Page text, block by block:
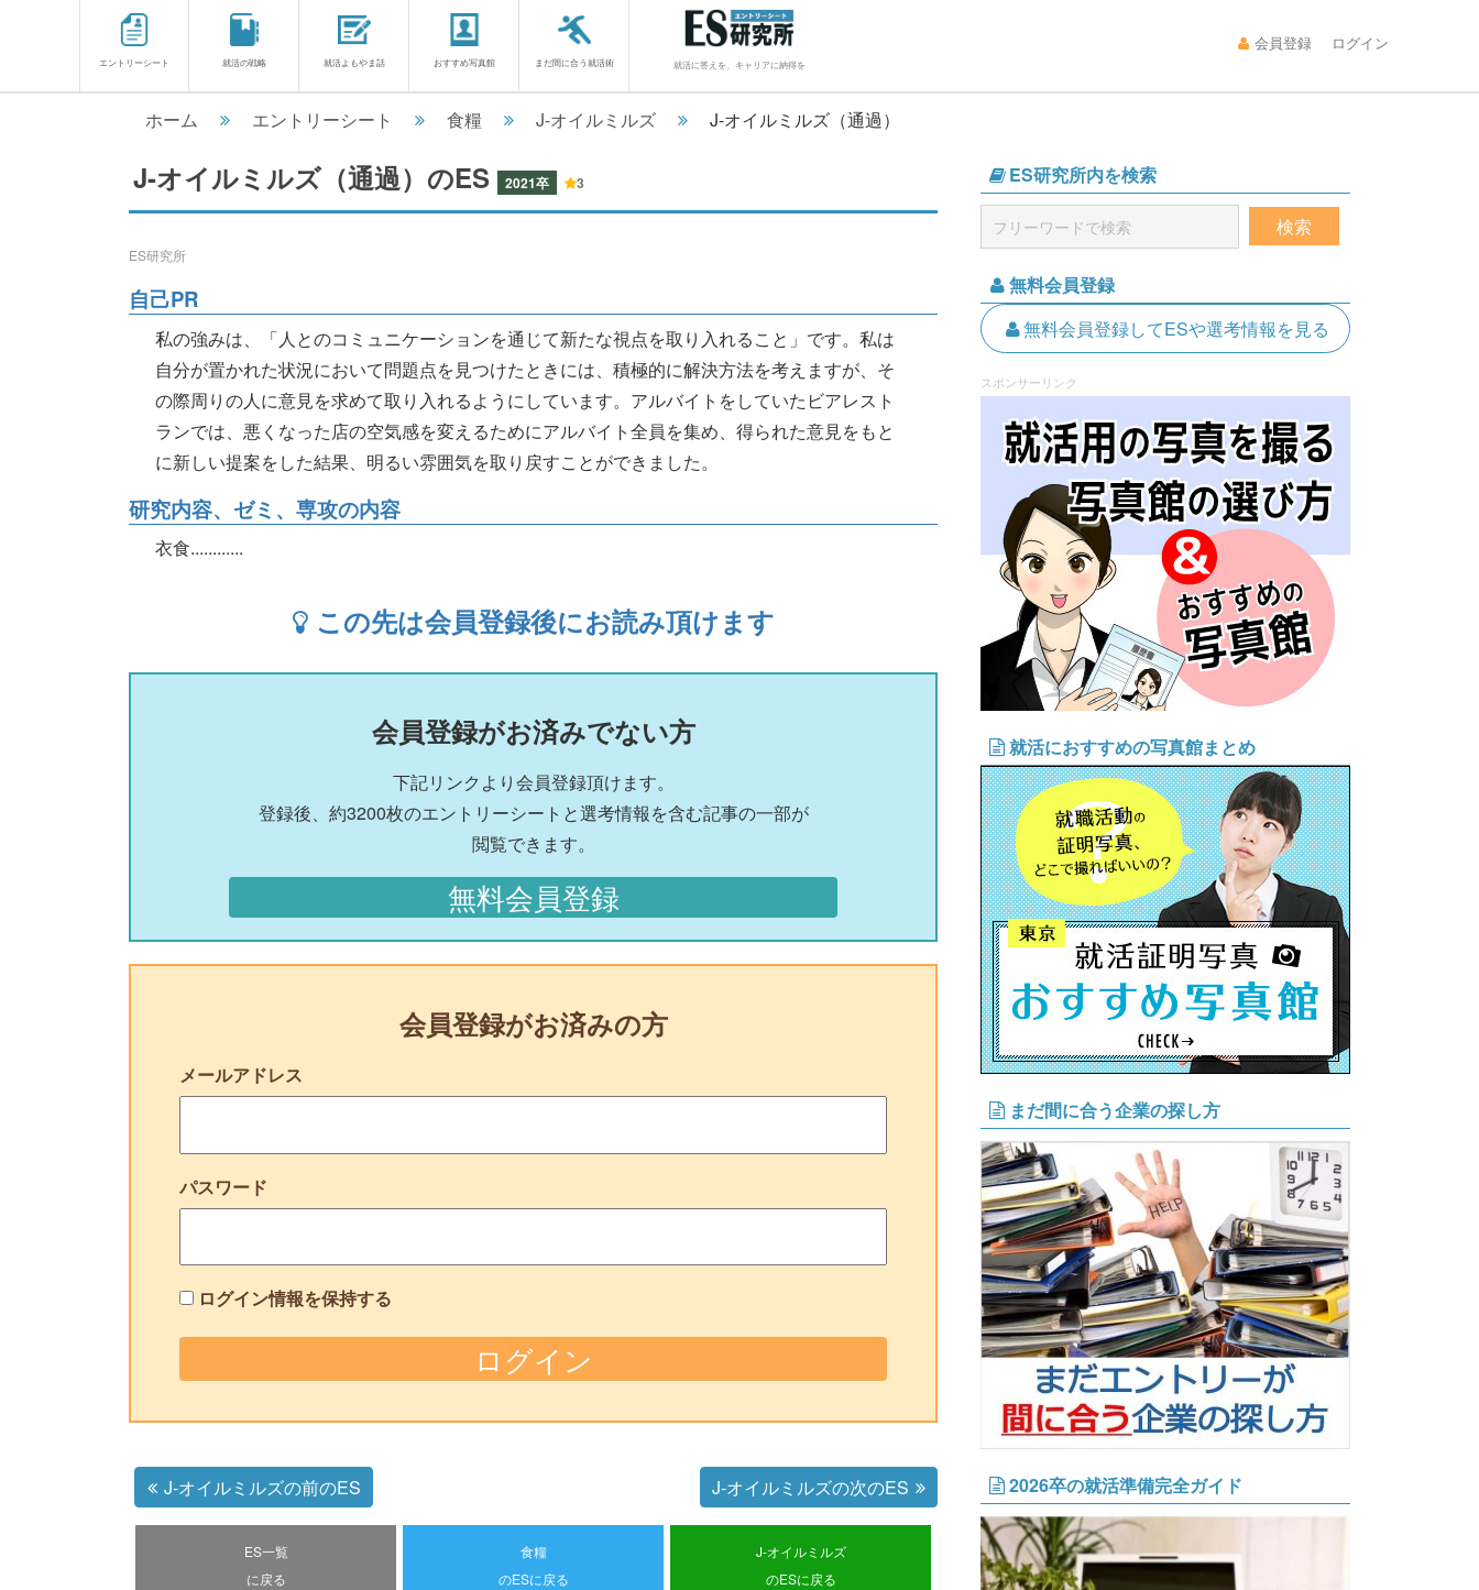
エントリーシート 就活の戦略 就活よもやま話 おすすめ写真館 まだ間に合う就活術 就活に答えを、キャリアに納得を
会員登録 ログイン
ホーム エントリーシート 食糧 J-オイルミルズ J-オイルミルズ（通過）
J-オイルミルズ（通過）のES 2021卒 3
ES研究所
自己PR
私の強みは、「人とのコミュニケーションを通じて新たな視点を取り入れること」です。私は
自分が置かれた状況において問題点を見つけたときには、積極的に解決方法を考えますが、そ
の際周りの人に意見を求めて取り入れるようにしています。アルバイトをしていたビアレスト
ランでは、悪くなった店の空気感を変えるためにアルバイト全員を集め、得られた意見をもと
に新しい提案をした結果、明るい雰囲気を取り戻すことができました。
研究内容、ゼミ、専攻の内容
衣食............
この先は会員登録後にお読み頂けます
会員登録がお済みでない方
下記リンクより会員登録頂けます。
登録後、約3200枚のエントリーシートと選考情報を含む記事の一部が
閲覧できます。
無料会員登録
会員登録がお済みの方
メールアドレス
パスワード
ログイン情報を保持する
J-オイルミルズの前のES J-オイルミルズの次のES
ES一覧
に戻る
食糧
のESに戻る
J-オイルミルズ
のESに戻る
ES研究所内を検索
無料会員登録
無料会員登録してESや選考情報を見る
スポンサーリンク
就活におすすめの写真館まとめ
まだ間に合う企業の探し方
2026卒の就活準備完全ガイド